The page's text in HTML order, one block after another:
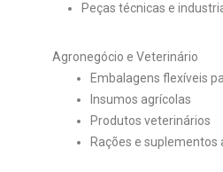
Peças técnicas e
Agronegócio e Veterinário
Embalagens flexíveis
Insumos agrícolas
Produtos veterinários
Rações e suplementos